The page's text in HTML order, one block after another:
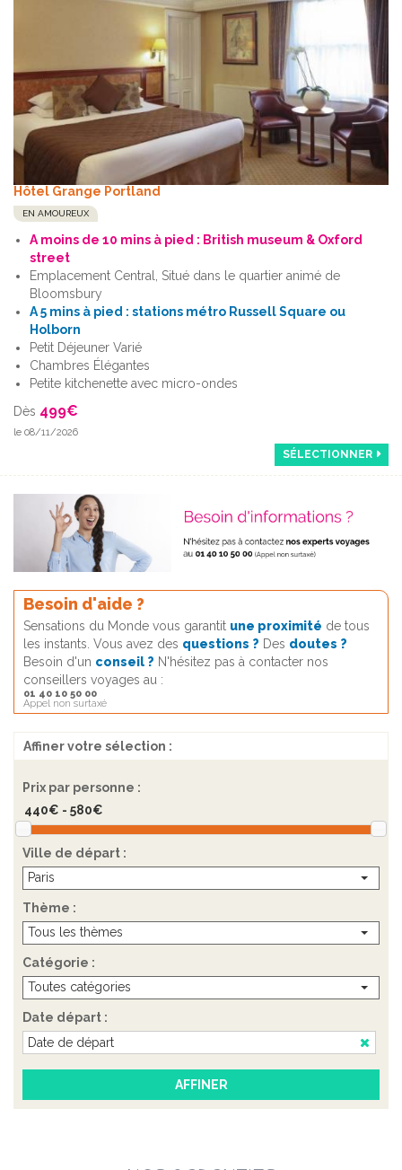
Hôtel Grange Portland
EN AMOUREUX
A moins de 10 mins à pied : British museum & Oxford
street
Emplacement Central, Situé dans le quartier animé de
Bloomsbury
A 5 mins à pied : stations métro Russell Square ou
Holborn
Petit Déjeuner Varié
Chambres Élégantes
Petite kitchenette avec micro-ondes
Dès 499€
le 08/11/2026
SÉLECTIONNER
Besoin d'aide ?
Sensations du Monde vous garantit une proximité de tous
les instants. Vous avez des questions ? Des doutes ?
Besoin d'un conseil ? N'hésitez pas à contacter nos
conseillers voyages au :
01 40 10 50 00
Appel non surtaxé
Affiner votre sélection :
Prix par personne :
Ville de départ :
Paris
Thème :
Tous les thèmes
Catégorie :
Toutes catégories
Date départ :